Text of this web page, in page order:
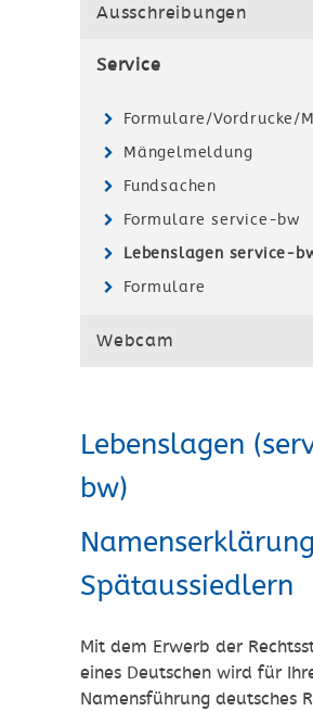
Ausschreibungen
Service
Formulare/Vordrucke/
Mängelmeldung
Fundsachen
Formulare service-bw
Lebenslagen service-
Formulare
Webcam
Lebenslagen
bw)
Spätaussiedlern
Mit dem Erwerb der
eines Deutschen wird für
Namensführung deutsches